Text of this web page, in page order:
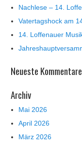
Nachlese – 14.
Vatertagshock am
14. Loffenauer
Neueste Kommentare
Archiv
Mai 2026
April 2026
März 2026